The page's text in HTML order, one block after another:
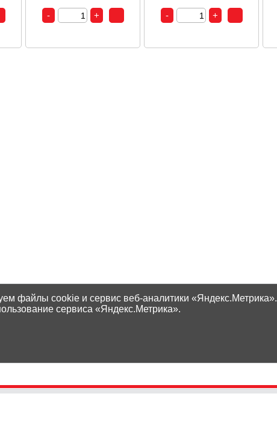
файлы cookie и сервис веб-аналитики «Яндекс.Метрика».
сервиса «Яндекс.Метрика».